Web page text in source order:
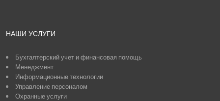
НАШИ УСЛУГИ
Бухгалтерский учет и финансовая помощь
Менеджмент
Информационные технологии
Управление персоналом
Охранные услуги